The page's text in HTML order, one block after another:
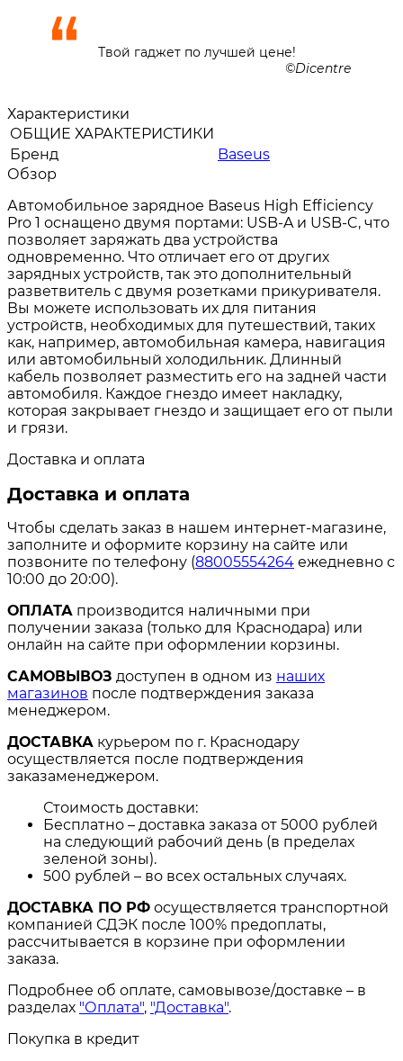
Твой гаджет по лучшей цене!
Dicentre
Характеристики
ОБЩИЕ ХАРАКТЕРИСТИКИ
Бренд
Baseus
Обзор
Автомобильное зарядное Baseus High Efficiency
Pro 1 оснащено двумя портами: USB-A и USB-C, что
позволяет заряжать два устройства
одновременно. Что отличает его от других
зарядных устройств, так это дополнительный
разветвитель с двумя розетками прикуривателя.
Вы можете использовать их для питания
устройств, необходимых для путешествий, таких
как, например, автомобильная камера, навигация
или автомобильный холодильник. Длинный
кабель позволяет разместить его на задней части
автомобиля. Каждое гнездо имеет накладку,
которая закрывает гнездо и защищает его от пыли
и грязи.
Доставка и оплата
Доставка и оплата
Чтобы сделать заказ в нашем интернет-магазине,
заполните и оформите корзину на сайте или
позвоните по телефону (88005554264 ежедневно с
10:00 до 20:00).
ОПЛАТА производится наличными при
получении заказа (только для Краснодара) или
онлайн на сайте при оформлении корзины.
САМОВЫВОЗ доступен в одном из наших
магазинов после подтверждения заказа
менеджером.
ДОСТАВКА курьером по г. Краснодару
осуществляется после подтверждения
заказаменеджером.
Стоимость доставки:
Бесплатно – доставка заказа от 5000 рублей
на следующий рабочий день (в пределах
зеленой зоны).
500 рублей – во всех остальных случаях.
ДОСТАВКА ПО РФ осуществляется транспортной
компанией СДЭК после 100% предоплаты,
рассчитывается в корзине при оформлении
заказа.
Подробнее об оплате, самовывозе/доставке – в
разделах "Оплата", "Доставка".
Покупка в кредит